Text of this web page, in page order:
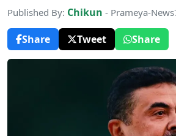
Published By: Chikun - Prameya-
Share
Tweet Share